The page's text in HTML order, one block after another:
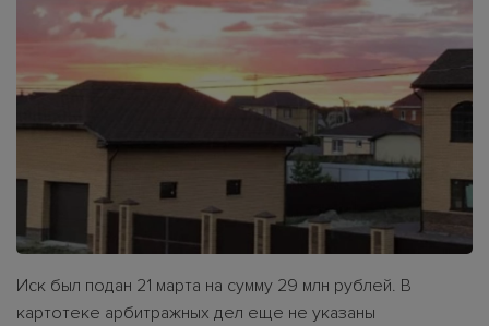
Иск был подан 21 марта на сумму 29 млн рублей. В
картотеке арбитражных дел еще не указаны